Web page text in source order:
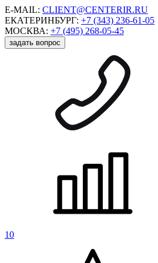
E-MAIL: CLIENT@CENTERIR.RU
ЕКАТЕРИНБУРГ: +7 (343) 236-61-05
МОСКВА: +7 (495) 268-05-45
задать вопрос
10